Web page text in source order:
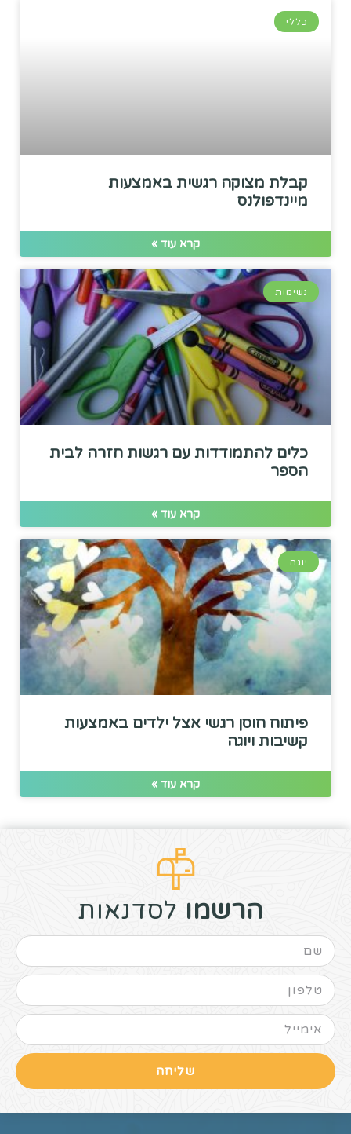
כללי
קבלת מצוקה רגשית באמצעות
מיינדפולנס
קרא עוד »
נשימות
כלים להתמודדות עם רגשות חזרה לבית
הספר
קרא עוד »
יוגה
פיתוח חוסן רגשי אצל ילדים באמצעות
קשיבות ויוגה
קרא עוד »
הרשמו לסדנאות
שליחה